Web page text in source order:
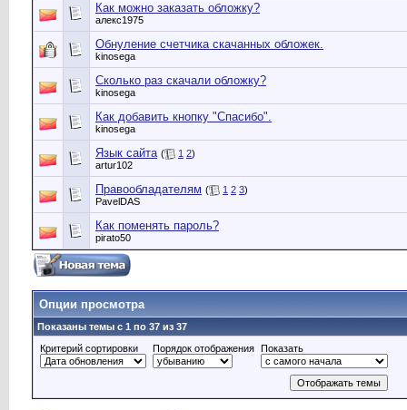
Как можно заказать обложку?
алекс1975
Обнуление счетчика скачанных обложек.
kinosega
Сколько раз скачали обложку?
kinosega
Как добавить кнопку "Спасибо".
kinosega
Язык сайта ( 1 2)
artur102
Правообладателям ( 1 2 3)
PavelDAS
Как поменять пароль?
pirato50
Опции просмотра
Показаны темы с 1 по 37 из 37
Критерий сортировки
Порядок отображения Показать